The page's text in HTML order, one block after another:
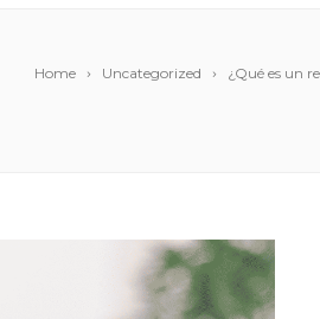
Home Uncategorized ¿Qué es un